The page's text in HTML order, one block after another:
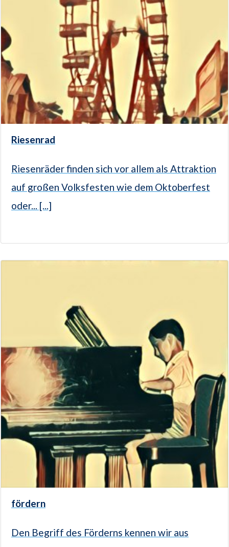
Riesenrad
Riesenräder finden sich vor allem als Attraktion
auf großen Volksfesten wie dem Oktoberfest
oder... [...]
fördern
Den Begriff des Förderns kennen wir aus